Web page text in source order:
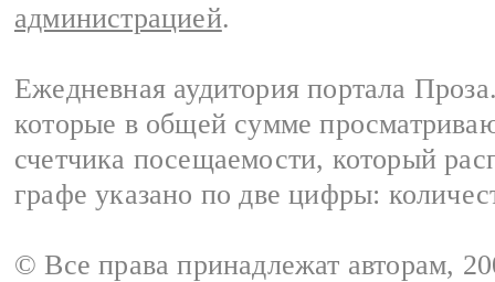
администрацией.
Ежедневная аудитория портала
которые в общей сумме
счетчика посещаемости, который
графе указано по две цифры:
© Все права принадлежат авторам,